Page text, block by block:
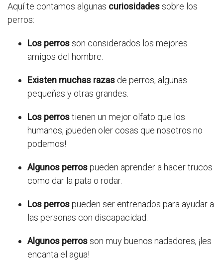
Aquí te contamos algunas curiosidadessobre los
perros:
Los perrosson considerados los mejores
amigos del hombre.
Existen muchas razas de perros, algunas
pequeñas y otras grandes.
Los perrostienen un mejor olfato que los
humanos, ¡pueden oler cosas que nosotros no
podemos!
Algunos perrospueden aprender a hacer trucos
como dar la pata o rodar.
Los perrospueden ser entrenados para ayudar a
las personas con discapacidad.
Algunos perrosson muy buenos nadadores, ¡les
encanta el agua!